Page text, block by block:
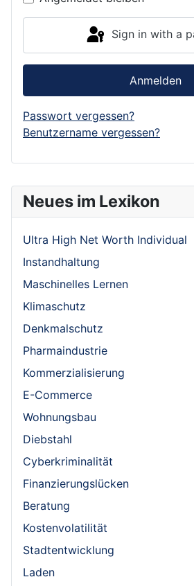
Neues im Lexikon
Ultra High Net Worth Individual
Instandhaltung
Maschinelles Lernen
Klimaschutz
Denkmalschutz
Pharmaindustrie
Kommerzialisierung
E-Commerce
Wohnungsbau
Diebstahl
Cyberkriminalität
Finanzierungslücken
Beratung
Kostenvolatilität
Stadtentwicklung
Laden
Sign in with a
Anmelden
Passwort vergessen?
Benutzername vergessen?